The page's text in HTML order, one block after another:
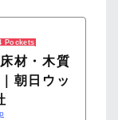
Pockets
材・木質
朝日ウッ